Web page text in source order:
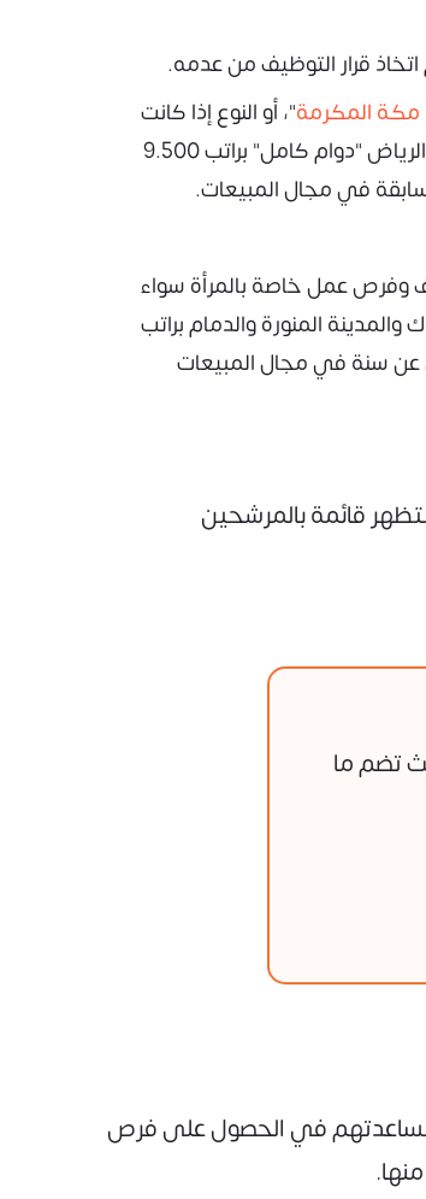
قرار التوظيف من عدمه.
مكة المكرمة"، أو النوع إذا كانت
في مدن مثل مدينة الرياض "دوام كامل" براتب 9.500
في مجال المبيعات.
وفرص عمل خاصة بالمرأة سواء
عبد الصمد القرشي في 3 مدن: تبوك والمدينة المنورة والدمام براتب
عن سنة في مجال المبيعات
قائمة بالمرشحين
تضم ما
ومساعدتهم في الحصول على فرص